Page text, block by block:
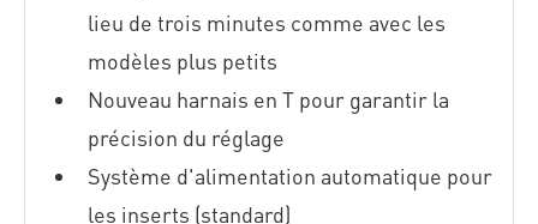
lieu de trois minutes comme avec les
modèles plus petits
Nouveau harnais en T pour garantir la
précision du réglage
Système d'alimentation automatique pour
les inserts (standard)